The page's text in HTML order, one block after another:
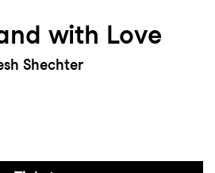
Sonstiges: Performing
den besten Tänzer 2020
Auszeichnung «Co3
recipient» 2021
with Love
Shechter